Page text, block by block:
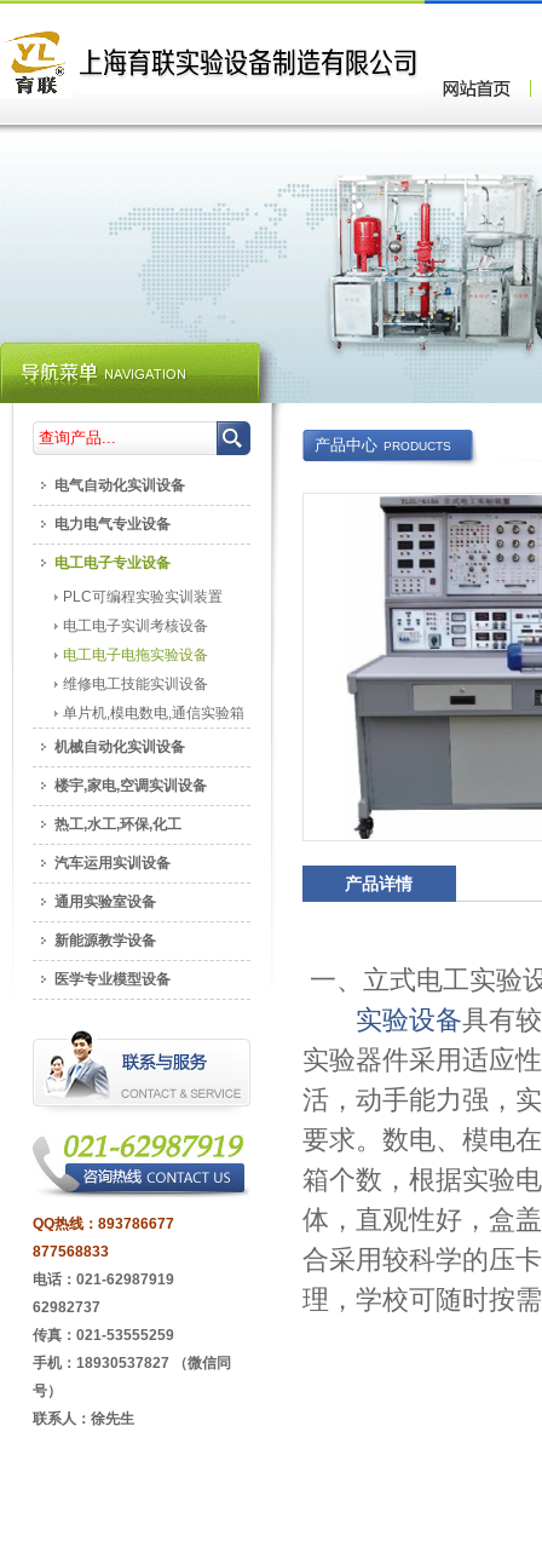
产品中心 PRODUCTS
产品详情
一、立式电工实验
实验设备具有
实验器件采用适应
活，动手能力强，
要求。数电、模电
箱个数，根据实验
体，直观性好，盒
合采用较科学的压
理，学校可随时按
电气自动化实训设备
电力电气专业设备
电工电子专业设备
PLC可编程实验实训装置
电工电子实训考核设备
电工电子电拖实验设备
维修电工技能实训设备
单片机,模电数电,通信实验箱
机械自动化实训设备
楼宇,家电,空调实训设备
热工,水工,环保,化工
汽车运用实训设备
通用实验室设备
新能源教学设备
医学专业模型设备
QQ热线： 893786677
877568833
电话：021-62987919
62982737
传真：021-53555259
手机：18930537827 （微信同
号）
联系人：徐先生